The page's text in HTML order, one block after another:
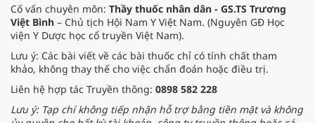
Cố vấn chuyên môn: Thầy thuốc nhân dân - GS.TS Trương
Việt Bình – Chủ tịch Hội Nam Y Việt Nam. (Nguyên GĐ Học
viện Y Dược học cổ truyền Việt Nam).
Lưu ý: Các bài viết về các bài thuốc chỉ có tính chất tham
khảo, không thay thế cho việc chẩn đoán hoặc điều trị.
Liên hệ hợp tác Truyền thông: 0898 582 228
Lưu ý: Tạp chí không tiếp nhận hỗ trợ bằng tiền mặt và không